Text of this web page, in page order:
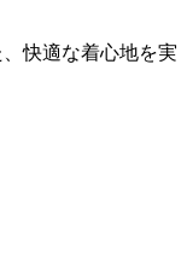
快適な着心地を実